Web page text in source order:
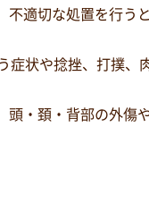
不適切な処置を行う
症状や捻挫、打撲、
頭・頚・背部の外傷